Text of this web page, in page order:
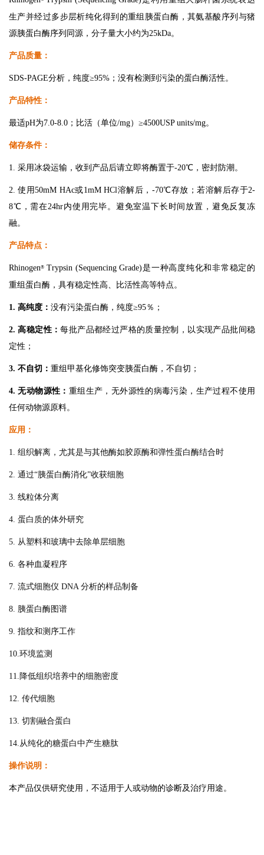
生产并经过多步层析纯化得到的重组胰蛋白酶，其氨基酸序列与猪
源胰蛋白酶序列同源，分子量大小约为25kDa。
产品质量：
SDS-PAGE分析，纯度≥95%；没有检测到污染的蛋白酶活性。
产品特性：
最适pH为7.0-8.0；比活（单位/mg）≥4500USP units/mg。
储存条件：
1. 采用冰袋运输，收到产品后请立即将酶置于-20℃，密封防潮。
2. 使用50mM HAc或1mM HCl溶解后，-70℃存放；若溶解后存于2-
8℃，需在24hr内使用完毕。避免室温下长时间放置，避免反复冻
融。
产品特点：
Rhinogen® Trypsin (Sequencing Grade)是一种高度纯化和非常稳定的
重组蛋白酶，具有稳定性高、比活性高等特点。
1. 高纯度： 没有污染蛋白酶，纯度≥95％；
2.高稳定性：每批产品都经过严格的质量控制，以实现产品批间稳
定性；
3. 不自切： 重组甲基化修饰突变胰蛋白酶，不自切；
4.无动物源性： 重组生产，无外源性的病毒污染，生产过程不使用
任何动物源原料。
应用：
1. 组织解离，尤其是与其他酶如胶原酶和弹性蛋白酶结合时
2. 通过“胰蛋白酶消化”收获细胞
3. 线粒体分离
4. 蛋白质的体外研究
5. 从塑料和玻璃中去除单层细胞
6. 各种血凝程序
7. 流式细胞仪 DNA 分析的样品制备
8. 胰蛋白酶图谱
9. 指纹和测序工作
10.环境监测
11.降低组织培养中的细胞密度
12. 传代细胞
13. 切割融合蛋白
14.从纯化的糖蛋白中产生糖肽
操作说明：
本产品仅供研究使用，不适用于人或动物的诊断及治疗用途。